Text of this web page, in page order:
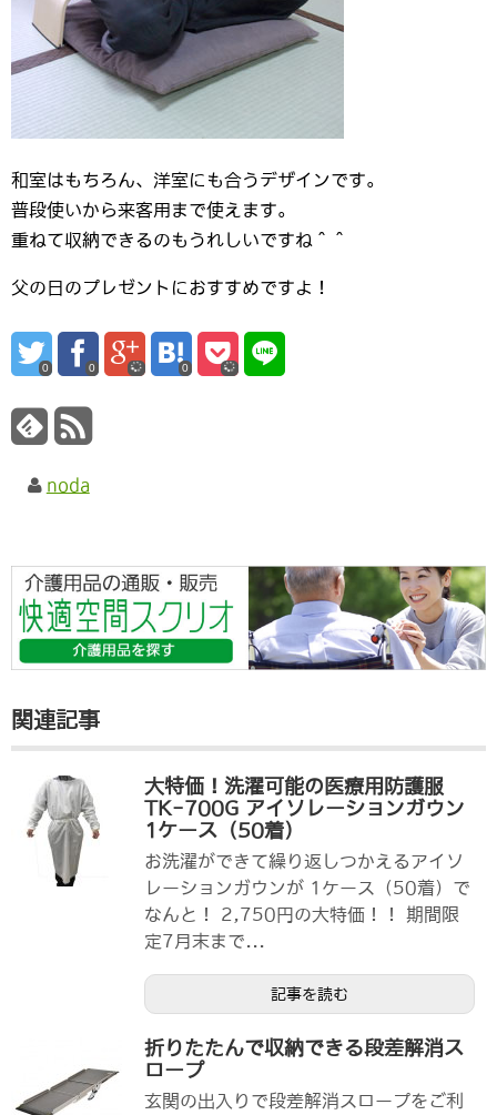
和室はもちろん、洋室にも合うデザインです。
普段使いから来客用まで使えます。
重ねて収納できるのもうれしいですね＾＾
父の日のプレゼントにおすすめですよ！
0 0 0
noda
関連記事
大特価！洗濯可能の医療用防護服
TK-700G アイソレーションガウン
1ケース（50着）
お洗濯ができて繰り返しつかえるアイソ
レーションガウンが 1ケース（50着）で
なんと！ 2,750円の大特価！！ 期間限
定7月末まで...
記事を読む
折りたたんで収納できる段差解消ス
ロープ
玄関の出入りで段差解消スロープをご利